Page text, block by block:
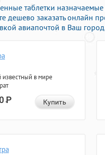
таблетки
дешево заказать онлайн
авиапочтой в Ваш
в мире
Р Купить